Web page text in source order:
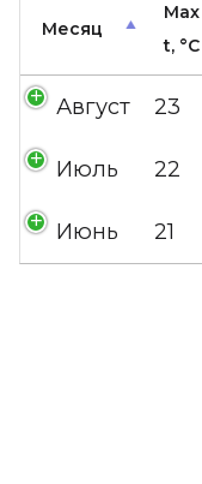
Месяц
Max
t, °C
Август 23
Июль 22
Июнь 21